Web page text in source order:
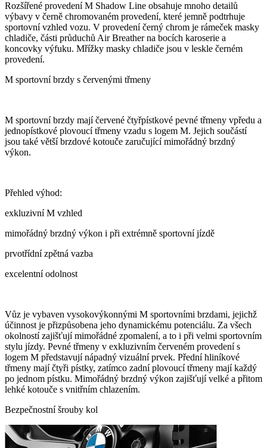
Rozšířené provedení M Shadow Line obsahuje mnoho detailů
výbavy v černě chromovaném provedení, které jemně podtrhuje
sportovní vzhled vozu. V provedení černý chrom je rámeček masky
chladiče, části průduchů Air Breather na bocích karoserie a
koncovky výfuku. Mřížky masky chladiče jsou v leskle černém
provedení.
M sportovní brzdy s červenými třmeny
M sportovní brzdy mají červené čtyřpístkové pevné třmeny vpředu a
jednopístkové plovoucí třmeny vzadu s logem M. Jejich součástí
jsou také větší brzdové kotouče zaručující mimořádný brzdný
výkon.
Přehled výhod:
exkluzivní M vzhled
mimořádný brzdný výkon i při extrémně sportovní jízdě
prvotřídní zpětná vazba
excelentní odolnost
Vůz je vybaven vysokovýkonnými M sportovními brzdami, jejichž
účinnost je přizpůsobena jeho dynamickému potenciálu. Za všech
okolností zajišťují mimořádné zpomalení, a to i při velmi sportovním
stylu jízdy. Pevné třmeny v exkluzivním červeném provedení s
logem M představují nápadný vizuální prvek. Přední hliníkové
třmeny mají čtyři pístky, zatímco zadní plovoucí třmeny mají každý
po jednom pístku. Mimořádný brzdný výkon zajišťují velké a přitom
lehké kotouče s vnitřním chlazením.
Bezpečnostní šrouby kol